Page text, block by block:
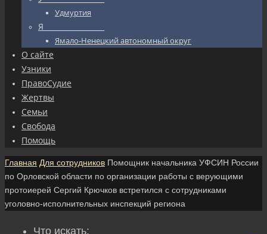
Удмуртия
Я_________________
Ямало-Ненецкий автономный округ
О сайте
Узники
ПравоСудие
Жертвы
Семьи
Свобода
Помощь
Главная Для сотрудников Помощник начальника УФСИН России
по Орловской области по организации работы с верующими
протоиерей Сергий Крючков встретился с сотрудниками
уголовно-исполнительных инспекций региона
Что искать: